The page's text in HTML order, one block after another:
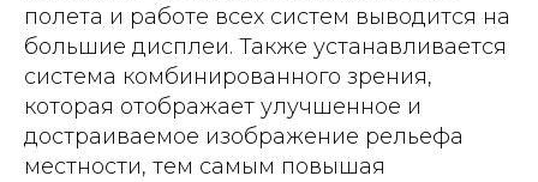
полета и работе всех систем выводится на
большие дисплеи. Также устанавливается
система комбинированного зрения,
которая отображает улучшенное и
достраиваемое изображение рельефа
местности, тем самым повышая